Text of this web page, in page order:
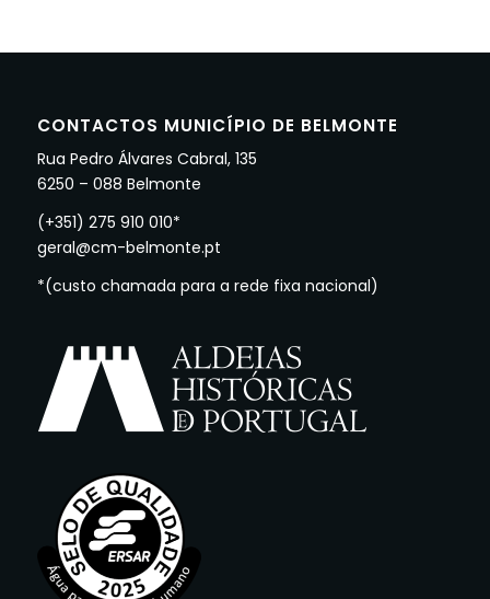
CONTACTOS MUNICÍPIO DE BELMONTE
Rua Pedro Álvares Cabral, 135
6250 – 088 Belmonte
(+351) 275 910 010*
geral@cm-belmonte.pt
*(custo chamada para a rede fixa nacional)